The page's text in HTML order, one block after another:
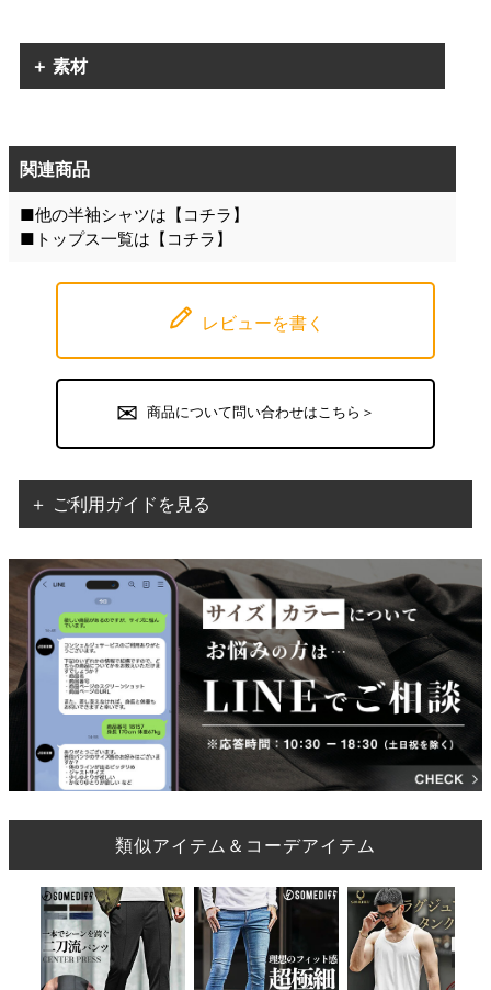
＋ 素材
関連商品
■他の半袖シャツは【 コチラ 】
■トップス一覧は【 コチラ 】
レビューを書く
商品について問い合わせはこちら＞
＋ ご利用ガイドを見る
類似アイテム＆コーデアイテム